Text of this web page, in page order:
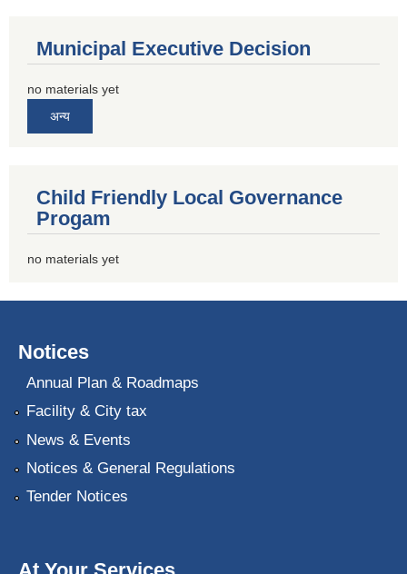
Municipal Executive Decision
no materials yet
अन्य
Child Friendly Local Governance
Progam
no materials yet
Notices
Annual Plan & Roadmaps
Facility & City tax
News & Events
Notices & General Regulations
Tender Notices